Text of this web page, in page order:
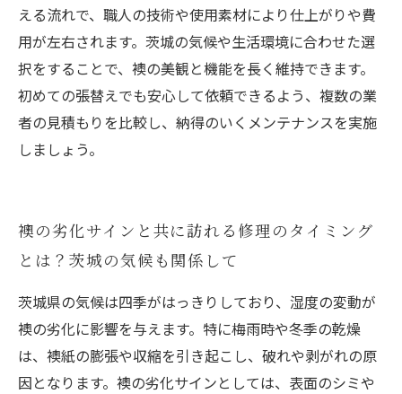
える流れで、職人の技術や使用素材により仕上がりや費
用が左右されます。茨城の気候や生活環境に合わせた選
択をすることで、襖の美観と機能を長く維持できます。
初めての張替えでも安心して依頼できるよう、複数の業
者の見積もりを比較し、納得のいくメンテナンスを実施
しましょう。
襖の劣化サインと共に訪れる修理のタイミング
とは？茨城の気候も関係して
茨城県の気候は四季がはっきりしており、湿度の変動が
襖の劣化に影響を与えます。特に梅雨時や冬季の乾燥
は、襖紙の膨張や収縮を引き起こし、破れや剥がれの原
因となります。襖の劣化サインとしては、表面のシミや